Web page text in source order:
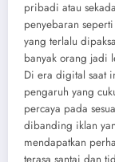
pribadi atau
penyebaran
yang terlalu
banyak orang jadi
Di era digital saat
pengaruh yang
percaya pada
dibanding iklan
mendapatkan